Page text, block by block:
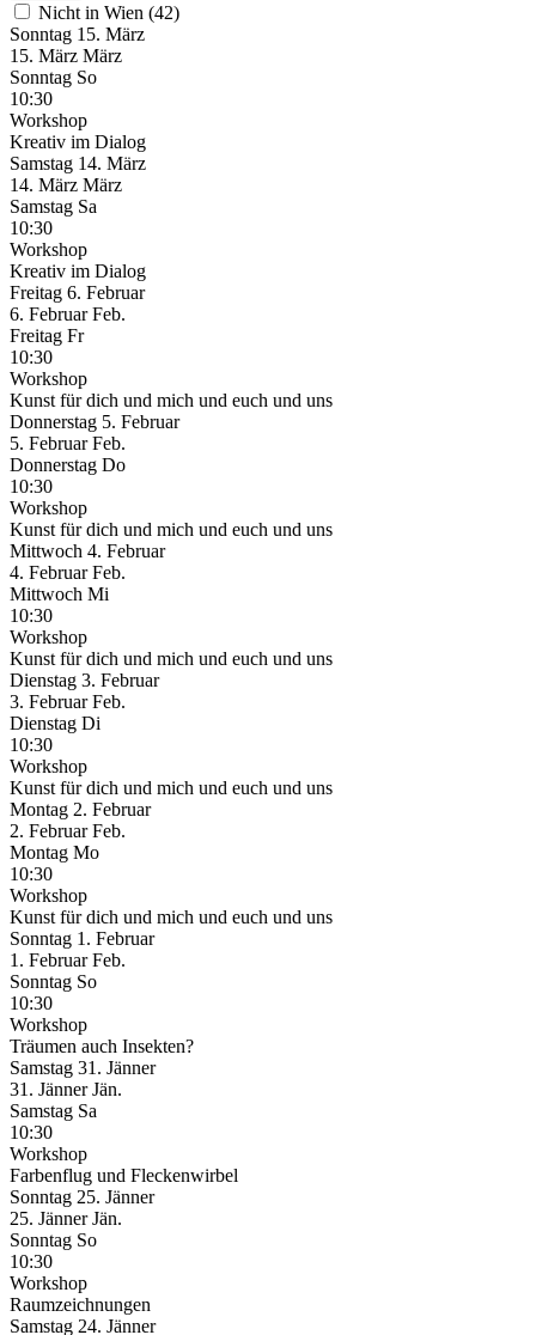
Nicht in Wien (42)
Sonntag 15. März
15. März März
Sonntag So
10:30
Workshop
Kreativ im Dialog
Samstag 14. März
14. März März
Samstag Sa
10:30
Workshop
Kreativ im Dialog
Freitag 6. Februar
6. Februar Feb.
Freitag Fr
10:30
Workshop
Kunst für dich und mich und euch und uns
Donnerstag 5. Februar
5. Februar Feb.
Donnerstag Do
10:30
Workshop
Kunst für dich und mich und euch und uns
Mittwoch 4. Februar
4. Februar Feb.
Mittwoch Mi
10:30
Workshop
Kunst für dich und mich und euch und uns
Dienstag 3. Februar
3. Februar Feb.
Dienstag Di
10:30
Workshop
Kunst für dich und mich und euch und uns
Montag 2. Februar
2. Februar Feb.
Montag Mo
10:30
Workshop
Kunst für dich und mich und euch und uns
Sonntag 1. Februar
1. Februar Feb.
Sonntag So
10:30
Workshop
Träumen auch Insekten?
Samstag 31. Jänner
31. Jänner Jän.
Samstag Sa
10:30
Workshop
Farbenflug und Fleckenwirbel
Sonntag 25. Jänner
25. Jänner Jän.
Sonntag So
10:30
Workshop
Raumzeichnungen
Samstag 24. Jänner